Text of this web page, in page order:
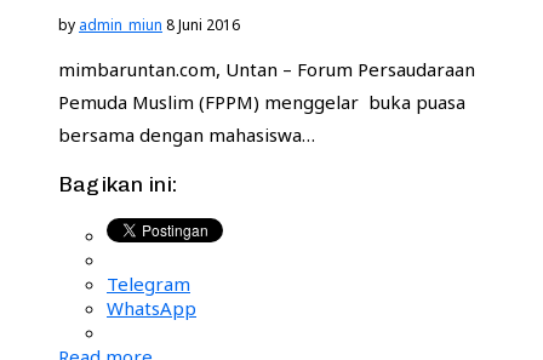
by admin_miun 8 Juni 2016
mimbaruntan.com, Untan – Forum Persaudaraan
Pemuda Muslim (FPPM) menggelar buka puasa
bersama dengan mahasiswa…
Bagikan ini:
Telegram
WhatsApp